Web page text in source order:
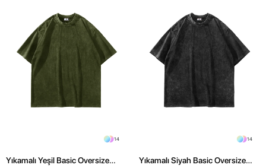
14
Yıkamalı Yeşil Basic Oversize
14
Yıkamalı Siyah Basic Oversize